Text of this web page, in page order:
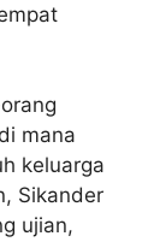
mana
keluarga
Sikander
ujian,